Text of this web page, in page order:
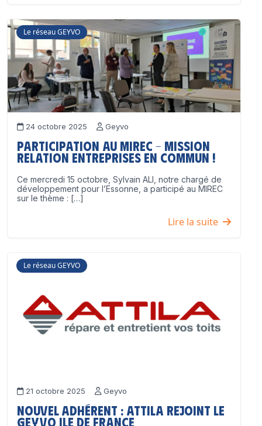
Le réseau GEYVO
24 octobre 2025 Geyvo
Participation au MIREC – Mission
Relation Entreprises en Commun !
Ce mercredi 15 octobre, Sylvain ALI, notre chargé de
développement pour l’Essonne, a participé au MIREC
sur le thème : […]
Lire la suite
Le réseau GEYVO
21 octobre 2025 Geyvo
Nouvel adhérent : ATTILA rejoint le
GEYVO Ile de France